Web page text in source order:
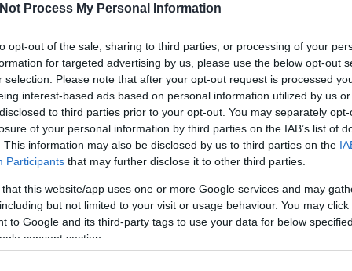
Process My Personal Information
opt-out of the sale, sharing to third parties, or processing of your
for targeted advertising by us, please use the below opt-out
selection. Please note that after your opt-out request is processed
interest-based ads based on personal information utilized by us
to third parties prior to your opt-out. You may separately
of your personal information by third parties on the IAB’s list of
This information may also be disclosed by us to third parties on the
Participants that may further disclose it to other third parties.
that this website/app uses one or more Google services and may
but not limited to your visit or usage behaviour. You may
to Google and its third-party tags to use your data for below
consent section.
AKVÁRIUMBAN JÁTSZIK A
filmsztár jön zenélni az Akvába: Keanu Reeves zenekara, a
án játszik – története során először – Budapesten.